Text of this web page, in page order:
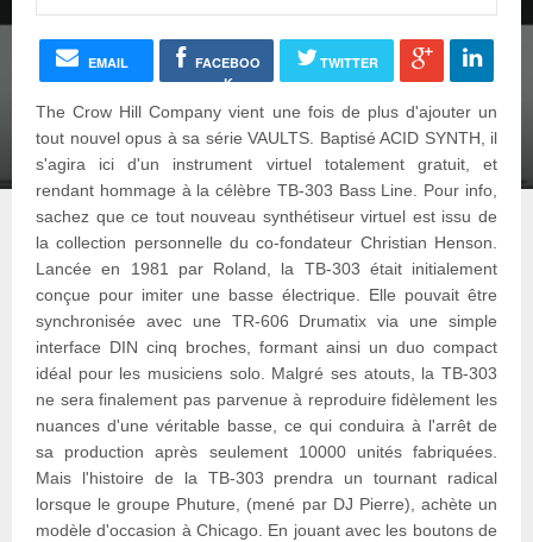
EMAIL
FACEBOO
K
TWITTER
The Crow Hill Company vient une fois de plus d'ajouter un
tout nouvel opus à sa série VAULTS. Baptisé ACID SYNTH, il
s'agira ici d'un instrument virtuel totalement gratuit, et
rendant hommage à la célèbre TB-303 Bass Line. Pour info,
sachez que ce tout nouveau synthétiseur virtuel est issu de
la collection personnelle du co-fondateur Christian Henson.
Lancée en 1981 par Roland, la TB-303 était initialement
conçue pour imiter une basse électrique. Elle pouvait être
synchronisée avec une TR-606 Drumatix via une simple
interface DIN cinq broches, formant ainsi un duo compact
idéal pour les musiciens solo. Malgré ses atouts, la TB-303
ne sera finalement pas parvenue à reproduire fidèlement les
nuances d'une véritable basse, ce qui conduira à l'arrêt de
sa production après seulement 10000 unités fabriquées.
Mais l'histoire de la TB-303 prendra un tournant radical
lorsque le groupe Phuture, (mené par DJ Pierre), achète un
modèle d'occasion à Chicago. En jouant avec les boutons de